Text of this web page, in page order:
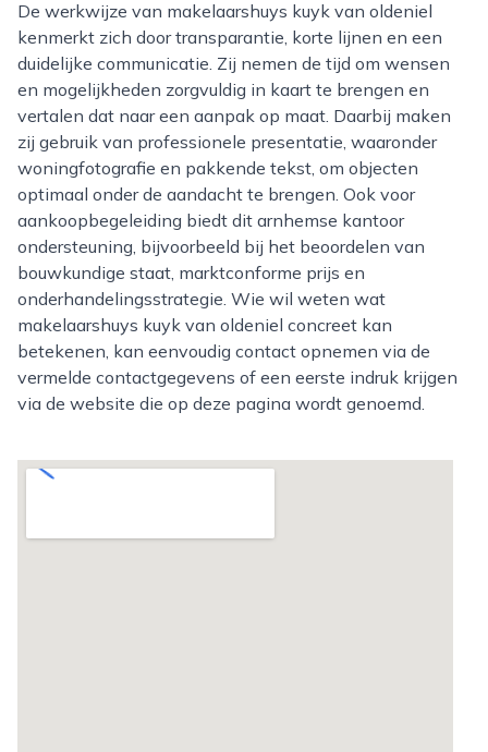
De werkwijze van makelaarshuys kuyk van oldeniel
kenmerkt zich door transparantie, korte lijnen en een
duidelijke communicatie. Zij nemen de tijd om wensen
en mogelijkheden zorgvuldig in kaart te brengen en
vertalen dat naar een aanpak op maat. Daarbij maken
zij gebruik van professionele presentatie, waaronder
woningfotografie en pakkende tekst, om objecten
optimaal onder de aandacht te brengen. Ook voor
aankoopbegeleiding biedt dit arnhemse kantoor
ondersteuning, bijvoorbeeld bij het beoordelen van
bouwkundige staat, marktconforme prijs en
onderhandelingsstrategie. Wie wil weten wat
makelaarshuys kuyk van oldeniel concreet kan
betekenen, kan eenvoudig contact opnemen via de
vermelde contactgegevens of een eerste indruk krijgen
via de website die op deze pagina wordt genoemd.